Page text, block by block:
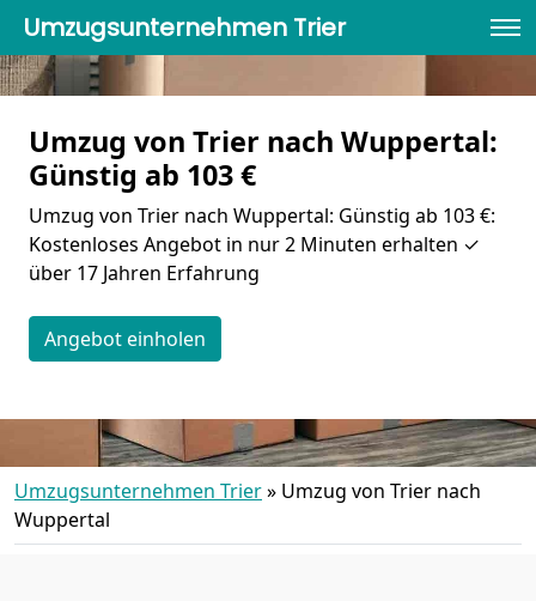
Umzugsunternehmen Trier
Umzug von Trier nach Wuppertal:
Günstig ab 103 €
Umzug von Trier nach Wuppertal: Günstig ab 103 €:
Kostenloses Angebot in nur 2 Minuten erhalten ✓
über 17 Jahren Erfahrung
Angebot einholen
Umzugsunternehmen Trier» Umzug von Trier nach
Wuppertal